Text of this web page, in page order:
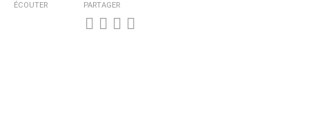
ÉCOUTER PARTAGER